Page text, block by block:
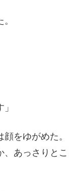
をゆがめた。
、あっさりとこ